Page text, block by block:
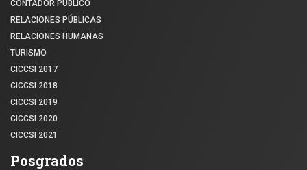
CONTADOR PÚBLICO
RELACIONES PÚBLICAS
RELACIONES HUMANAS
TURISMO
CICCSI 2017
CICCSI 2018
CICCSI 2019
CICCSI 2020
CICCSI 2021
Posgrados